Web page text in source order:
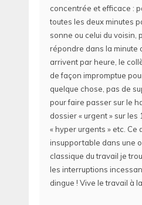
concentrée et efficace :
toutes les deux minutes
sonne ou celui du voisin,
répondre dans la minute
arrivent par heure, le
de façon impromptue
quelque chose, pas de
pour faire passer sur le
dossier « urgent » sur
« hyper urgents » etc. Ce
insupportable dans une
classique du travail je
les interruptions
dingue ! Vive le travail à